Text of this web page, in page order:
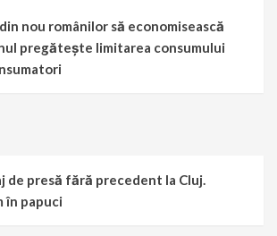
nou românilor să economisească
pregătește limitarea consumului
de presă fără precedent la Cluj.
în papuci